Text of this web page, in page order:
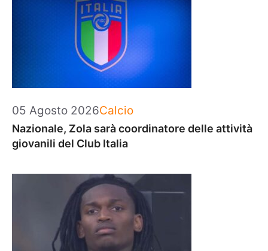
05 Agosto 2026Categorie
Calcio
Nazionale, Zola sarà coordinatore delle attività
giovanili del Club Italia